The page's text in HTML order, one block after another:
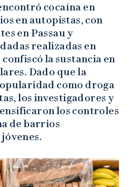
cocaína en
en autopistas, con
en Passau y
realizadas en
la sustancia en
Dado que la
como droga
los investigadores y
los controles
de barrios